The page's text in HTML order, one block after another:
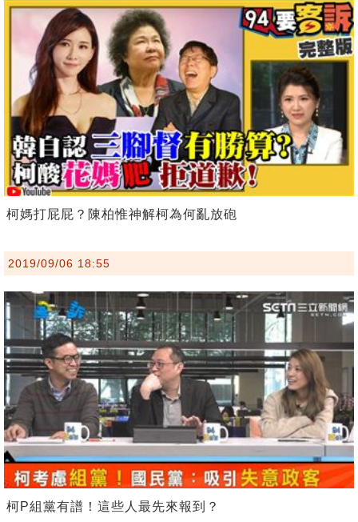
柯媽打屁屁？陳柏惟神解柯為何亂放砲
2019/09/06 18:55
柯P組黨有譜！這些人最先來報到？